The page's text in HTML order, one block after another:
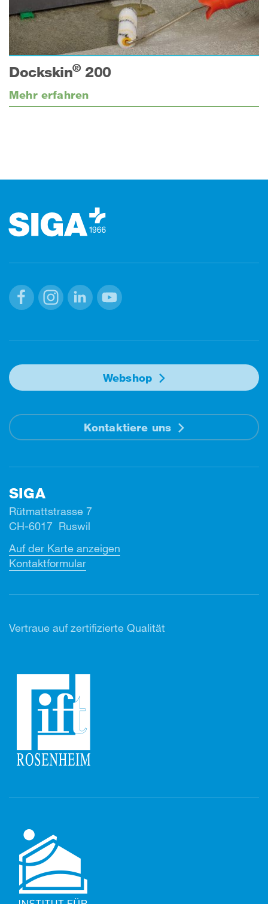
Dockskin® 200
Mehr erfahren
Webshop
Kontaktiere uns
SIGA
Rütmattstrasse 7
CH-6017 Ruswil
Auf der Karte anzeigen
Kontaktformular
Vertraue auf zertifizierte Qualität